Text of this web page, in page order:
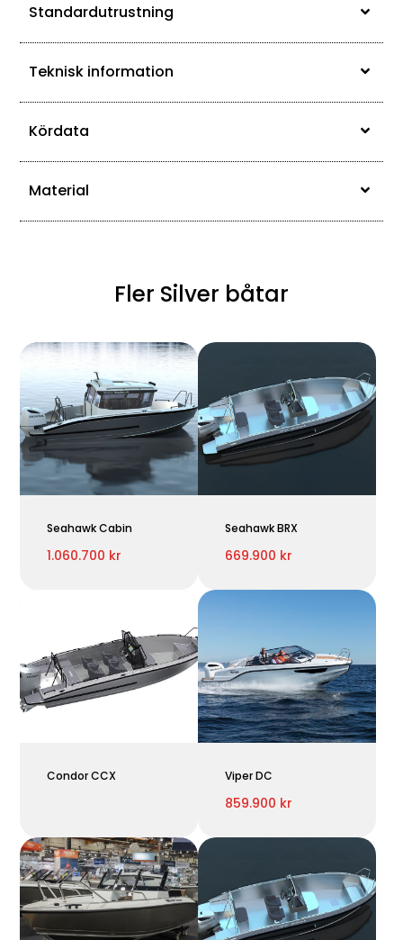
Standardutrustning
Teknisk information
Kördata
Material
Fler Silver båtar
Seahawk Cabin
1.060.700 kr
Seahawk BRX
669.900 kr
Condor CCX Viper DC
859.900 kr